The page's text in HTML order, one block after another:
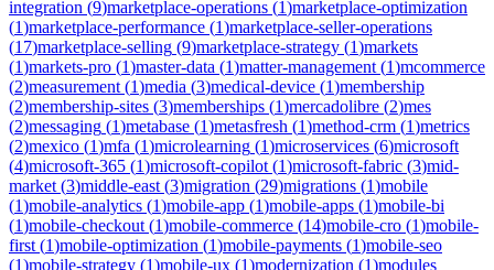
integration (9)marketplace-operations (1)marketplace-optimization
(1)marketplace-performance (1)marketplace-seller-operations
(17)marketplace-selling (9)marketplace-strategy (1)markets
(1)markets-pro (1)master-data (1)matter-management (1)mcommerce
(2)measurement (1)media (3)medical-device (1)membership
(2)membership-sites (3)memberships (1)mercadolibre (2)mes
(2)messaging (1)metabase (1)metasfresh (1)method-crm (1)metrics
(2)mexico (1)mfa (1)microlearning (1)microservices (6)microsoft
(4)microsoft-365 (1)microsoft-copilot (1)microsoft-fabric (3)mid-
market (3)middle-east (3)migration (29)migrations (1)mobile
(1)mobile-analytics (1)mobile-app (1)mobile-apps (1)mobile-bi
(1)mobile-checkout (1)mobile-commerce (14)mobile-cro (1)mobile-
first (1)mobile-optimization (1)mobile-payments (1)mobile-seo
(1)mobile-strategy (1)mobile-ux (1)modernization (1)modules